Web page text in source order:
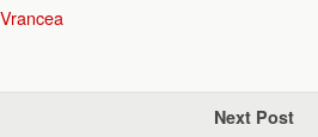
Vrancea
Next Post